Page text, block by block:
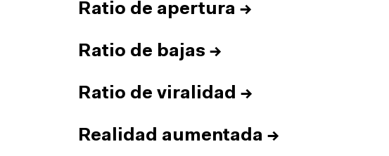
Ratio de apertura →
Ratio de bajas →
Ratio de viralidad →
Realidad aumentada →